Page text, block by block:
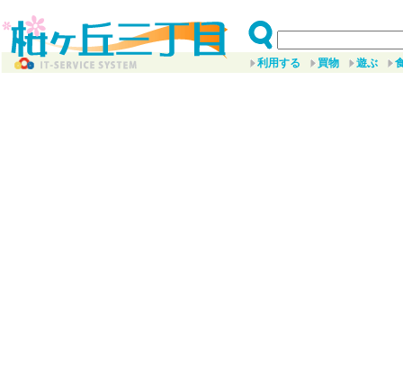
利用する 買物 遊ぶ